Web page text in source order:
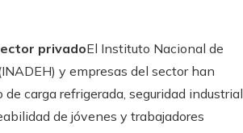
privadoEl Instituto Nacional de
y empresas del sector han
carga refrigerada, seguridad industrial
de jóvenes y trabajadores